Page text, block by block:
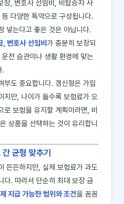
장, 변호사 선임비, 비탑승자 사
다양한 특약으로 구성됩니다.
넣는다고 좋은 것은 아닙니다.
변호사 선임비 가 충분히 보장되
전 습관이나 생활 환경에 맞는
.
부도 중요합니다. 갱신형은 가입
지만, 나이가 들수록 보험료가 오
로 보험을 유지할 계획이라면, 비
상품을 선택하는 것이 유리합니
균형 맞추기
든든하지만, 실제 보험료가 과도
다. 따라서 단순히 최대 보장 금
지급 가능한 범위와 조건을 꼼꼼